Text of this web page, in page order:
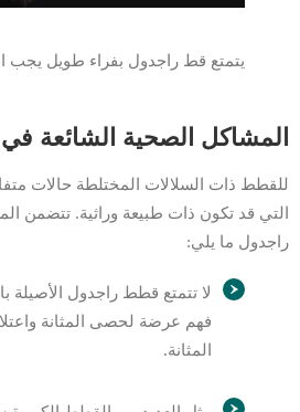
يتمتع قط راجدول بفراء طويل يجب
المشاكل الصحية الشائعة
للقطط ذات السلالات المختلطة حالات
التي قد تكون ذات طبيعة وراثية. تتضمن
راجدول ما يلي:
لا تتمتع قطط راجدول الأصيلة
فهم عرضة لحصى المثانة
المثانة.